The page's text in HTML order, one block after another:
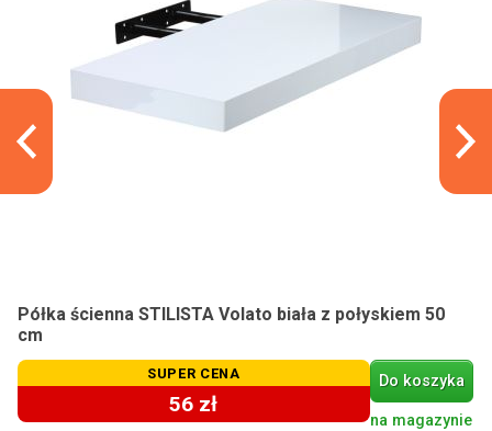
Półka ścienna STILISTA Volato biała z połyskiem 50
cm
SUPER CENA
56 zł
Do koszyka
na magazynie